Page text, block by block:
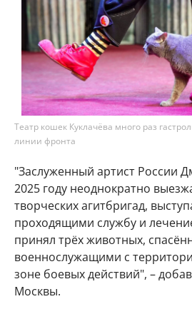
Театр кошек Куклачёва много раз
линии фронта
"Заслуженный артист России
2025 году неоднократно
творческих агитбригад,
проходящими службу и
принял трёх животных,
военнослужащими с
зоне боевых действий", –
Москвы.